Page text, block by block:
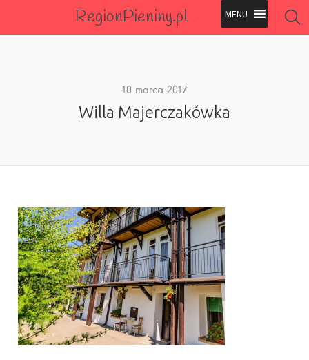
RegionPieniny.pl
Wszystkie Obiekty
10 marca 2017
Willa Majerczakówka